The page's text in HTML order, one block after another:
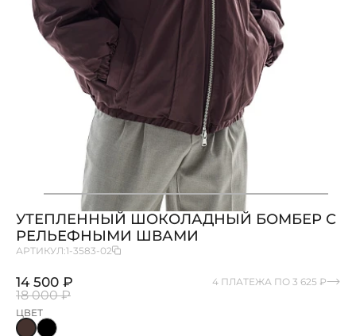
УТЕПЛЕННЫЙ ШОКОЛАДНЫЙ БОМБЕР С
РЕЛЬЕФНЫМИ ШВАМИ
АРТИКУЛ:1-3583-02
14 500 ₽
18 000 ₽
4 ПЛАТЕЖА ПО 3 625 ₽
ЦВЕТ